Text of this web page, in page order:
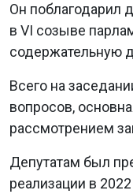
Он поблагодарил
в VI созыве
содержательную
Всего на
вопросов,
рассмотрением
Депутатам был
реализации в